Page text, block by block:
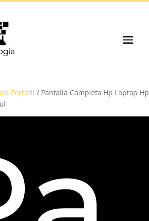
Portatil / Pantalla Completa Hp Laptop Hp